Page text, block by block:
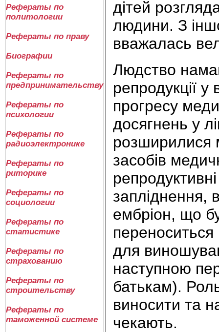
Рефераты по
политологии
Рефераты по праву
Биографии
Рефераты по
предпринимательству
Рефераты по
психологии
Рефераты по
радиоэлектронике
Рефераты по
риторике
Рефераты по
социологии
Рефераты по
статистике
Рефераты по
страхованию
Рефераты по
строительству
Рефераты по
таможенной системе
дітей
людини. З
вважалась
Людство
репродукції у
прогресу
досягнень у
розширилися
засобів
запліднення,
ембріон, що
переноситься
для
наступною
батькам).
виносити та
чекають.